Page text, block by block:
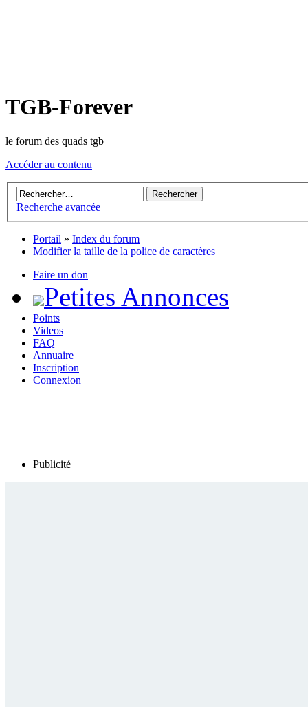
TGB-Forever
le forum des quads tgb
Accéder au contenu
Recherche avancée
Portail » Index du forum
Modifier la taille de la police de caractères
Faire un don
Petites Annonces
Points
Videos
FAQ
Annuaire
Inscription
Connexion
Publicité